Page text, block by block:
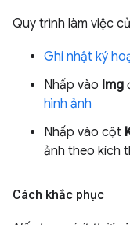
Quy trình làm việc
Ghi nhật ký
Nhấp vào Img
hình ảnh
Nhấp vào cột
ảnh theo kích
Cách khắc phục